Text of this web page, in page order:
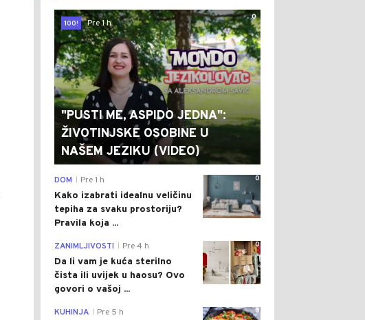
0
100!
Pre 1 h
"PUSTI ME, ASPIDO JEDNA":
ŽIVOTINJSKE OSOBINE U
NAŠEM JEZIKU (VIDEO)
0
DOM Pre 1 h
Kako izabrati idealnu veličinu
tepiha za svaku prostoriju?
Pravila koja ...
0
ZANIMLJIVOSTI Pre 4 h
Da li vam je kuća sterilno
čista ili uvijek u haosu? Ovo
govori o vašoj ...
0
KUHINJA Pre 5 h